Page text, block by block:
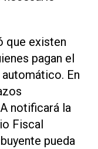
que existen
pagan el
En
notificará la
Fiscal
pueda